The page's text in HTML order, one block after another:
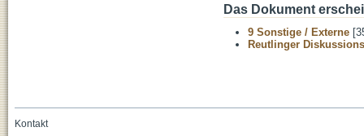
Das Dokument
9 Sonstige / Externe
Reutlinger
Kontakt